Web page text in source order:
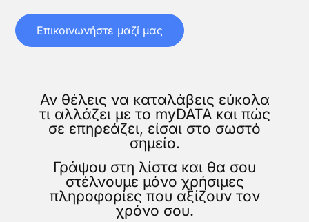
Επικοινωνήστε μαζί μας
Αν θέλεις να καταλάβεις εύκολα
τι αλλάζει με το myDATA και πώς
σε επηρεάζει, είσαι στο σωστό
σημείο.
Γράψου στη λίστα και θα σου
στέλνουμε μόνο χρήσιμες
πληροφορίες που αξίζουν τον
χρόνο σου.